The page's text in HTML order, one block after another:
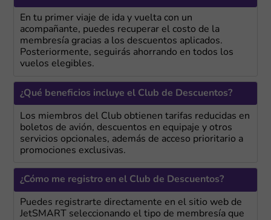
En tu primer viaje de ida y vuelta con un
acompañante, puedes recuperar el costo de la
membresía gracias a los descuentos aplicados.
Posteriormente, seguirás ahorrando en todos los
vuelos elegibles.
¿Qué beneficios incluye el Club de Descuentos?
Los miembros del Club obtienen tarifas reducidas en
boletos de avión, descuentos en equipaje y otros
servicios opcionales, además de acceso prioritario a
promociones exclusivas.
¿Cómo me registro en el Club de Descuentos?
Puedes registrarte directamente en el sitio web de
JetSMART seleccionando el tipo de membresía que